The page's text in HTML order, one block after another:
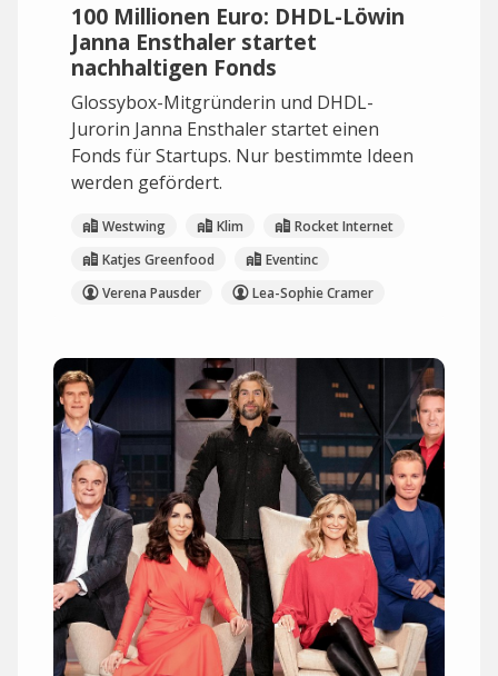
100 Millionen Euro: DHDL-Löwin
Janna Ensthaler startet
nachhaltigen Fonds
Glossybox-Mitgründerin und DHDL-
Jurorin Janna Ensthaler startet einen
Fonds für Startups. Nur bestimmte Ideen
werden gefördert.
Westwing Klim
Rocket Internet
Katjes Greenfood
Eventinc
Verena Pausder
Lea-Sophie Cramer